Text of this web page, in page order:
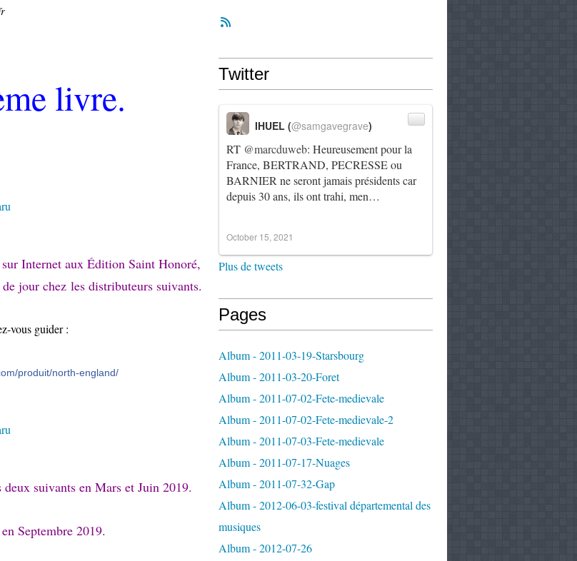
livre.
Internet aux Édition Saint Honoré,
jour chez les distributeurs suivants.
vous guider :
produit/north-england/
suivants en Mars et Juin 2019.
Septembre 2019.
Twitter
RT @marcduweb: Heureusement pour la
France, BERTRAND, PECRESSE ou
BARNIER ne seront jamais présidents car
depuis 30 ans, ils ont trahi, men…
IHUEL (@samgavegrave)
October 15, 2021
Plus de tweets
Pages
Album - 2011-03-19-Starsbourg
Album - 2011-03-20-Foret
Album - 2011-07-02-Fete-medievale
Album - 2011-07-02-Fete-medievale-2
Album - 2011-07-03-Fete-medievale
Album - 2011-07-17-Nuages
Album - 2011-07-32-Gap
Album - 2012-06-03-festival départemental des
musiques
Album - 2012-07-26